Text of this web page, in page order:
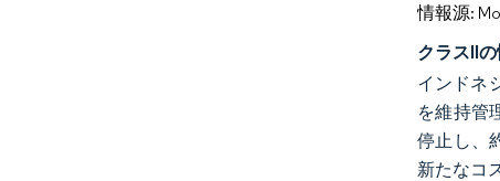
情報源:
クラスII
インドネ
を維持管
停止し、
新たなコ